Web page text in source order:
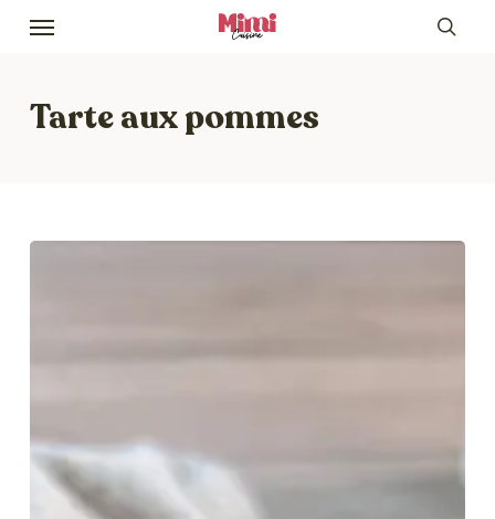
Skip
content
Menu
Tarte aux pommes